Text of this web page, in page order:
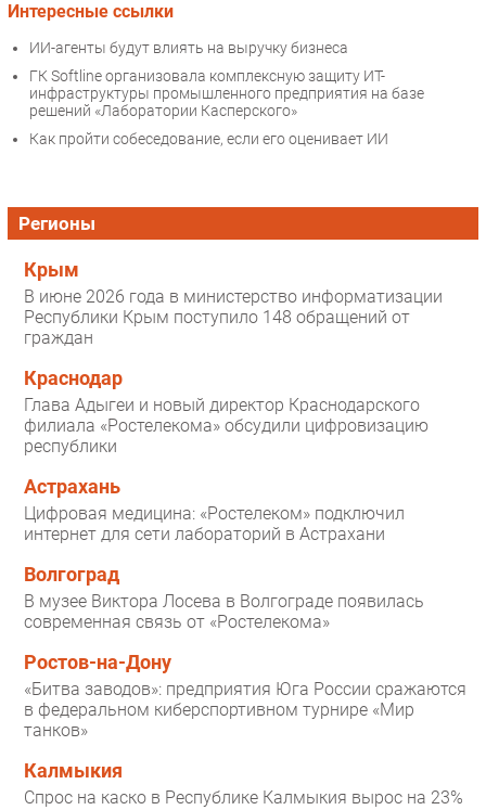
Интересные ссылки
ИИ-агенты будут влиять на выручку бизнеса
ГК Softline организовала комплексную защиту ИТ-
инфраструктуры промышленного предприятия на базе
решений «Лаборатории Касперского»
Как пройти собеседование, если его оценивает ИИ
Регионы
Крым
В июне 2026 года в министерство информатизации
Республики Крым поступило 148 обращений от
граждан
Краснодар
Глава Адыгеи и новый директор Краснодарского
филиала «Ростелекома» обсудили цифровизацию
республики
Астрахань
Цифровая медицина: «Ростелеком» подключил
интернет для сети лабораторий в Астрахани
Волгоград
В музее Виктора Лосева в Волгограде появилась
современная связь от «Ростелекома»
Ростов-на-Дону
«Битва заводов»: предприятия Юга России сражаются
в федеральном киберспортивном турнире «Мир
танков»
Калмыкия
Спрос на каско в Республике Калмыкия вырос на 23%